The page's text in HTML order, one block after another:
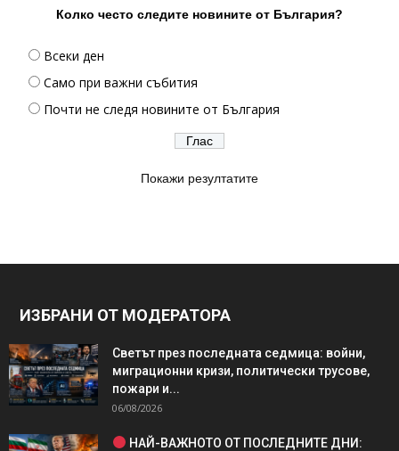
Колко често следите новините от България?
Всеки ден
Само при важни събития
Почти не следя новините от България
Покажи резултатите
ИЗБРАНИ ОТ МОДЕРАТОРА
Светът през последната седмица: войни,
миграционни кризи, политически трусове,
пожари и...
06/08/2026
НАЙ-ВАЖНОТО ОТ ПОСЛЕДНИТЕ ДНИ: